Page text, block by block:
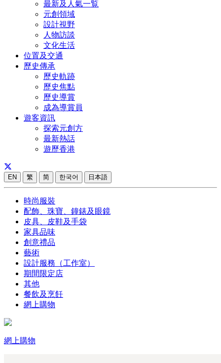
最新及人氣一覧
元創領域
設計視野
人物訪談
文化生活
位置及交通
歷史傳承
歷史軌跡
歷史焦點
歷史導賞
成為導賞員
遊客資訊
探索元創方
最新熱話
遊歷香港
EN 繁 简 한국어 日本語
時尚服裝
配飾、珠寶、鐘錶及眼鏡
皮具、皮鞋及手袋
家具品味
創意禮品
藝術
設計服務（工作室）
期間限定店
其他
餐飲及烹飪
網上購物
網上購物